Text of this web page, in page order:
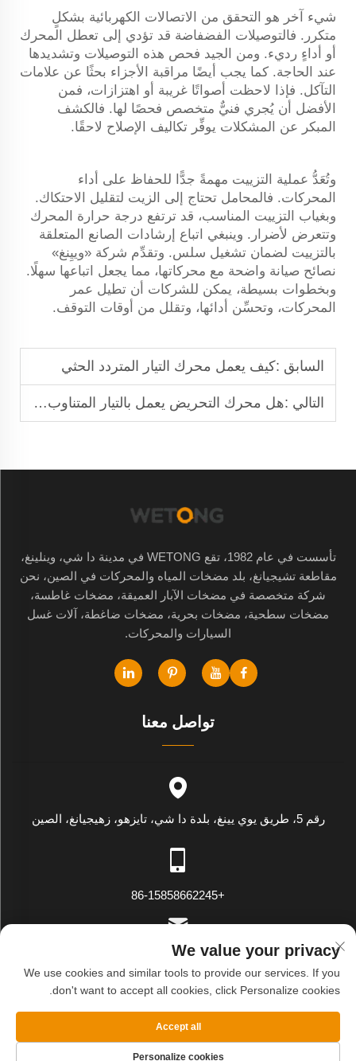
شيء آخر هو التحقق من الاتصالات الكهربائية بشكلٍ
متكرر. فالتوصيلات الفضفاضة قد تؤدي إلى تعطل المحرك
أو أداءٍ رديء. ومن الجيد فحص هذه التوصيلات وتشديدها
عند الحاجة. كما يجب أيضًا مراقبة الأجزاء بحثًا عن علامات
التآكل. فإذا لاحظت أصواتًا غريبة أو اهتزازات، فمن
الأفضل أن يُجري فنيٌّ متخصص فحصًا لها. فالكشف
المبكر عن المشكلات يوفِّر تكاليف الإصلاح لاحقًا.
وتُعَدُّ عملية التزييت مهمةً جدًّا للحفاظ على أداء
المحركات. فالمحامل تحتاج إلى الزيت لتقليل الاحتكاك.
وبغياب التزييت المناسب، قد ترتفع درجة حرارة المحرك
وتتعرض لأضرار. وينبغي اتباع إرشادات الصانع المتعلقة
بالتزييت لضمان تشغيل سلس. وتقدِّم شركة «وييِنغ»
نصائح صيانة واضحة مع محركاتها، مما يجعل اتباعها سهلًا.
وبخطوات بسيطة، يمكن للشركات أن تطيل عمر
المحركات، وتحسِّن أدائها، وتقلل من أوقات التوقف.
السابق :كيف يعمل محرك التيار المتردد الحثي
التالي :هل محرك التحريض يعمل بالتيار المتناوب أم المستمر؟
تأسست في عام 1982، تقع WETONG في مدينة دا شي، وينلينغ،
مقاطعة تشيجيانغ، بلد مضخات المياه والمحركات في الصين، نحن
شركة متخصصة في مضخات الآبار العميقة، مضخات غاطسة،
مضخات سطحية، مضخات بحرية، مضخات ضاغطة، آلات غسل
السيارات والمحركات.
تواصل معنا
رقم 5، طريق يوي يينغ، بلدة دا شي، تايزهو، زهيجيانغ، الصين
+86-15858662245
[email protected]
حقوق النسخ محفوظة © شركة وينلينغ وي يينغ للتصدير والاستيراد
المحدودة. جميع الحقوق محفوظةسياسة الخصوصية
We value your privacy
We use cookies and similar tools to provide our services. If you
don't want to accept all cookies, click Personalize cookies.
Personalize cookies
Accept all